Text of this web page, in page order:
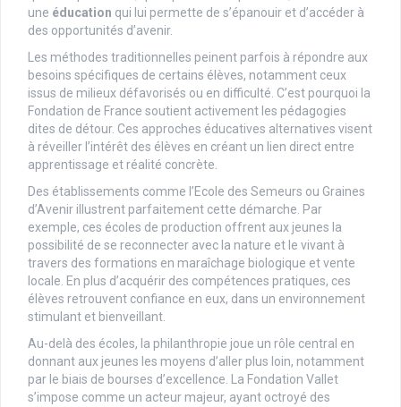
une éducation qui lui permette de s’épanouir et d’accéder à
des opportunités d’avenir.
Les méthodes traditionnelles peinent parfois à répondre aux
besoins spécifiques de certains élèves, notamment ceux
issus de milieux défavorisés ou en difficulté. C’est pourquoi la
Fondation de France soutient activement les pédagogies
dites de détour. Ces approches éducatives alternatives visent
à réveiller l’intérêt des élèves en créant un lien direct entre
apprentissage et réalité concrète.
Des établissements comme l’Ecole des Semeurs ou Graines
d’Avenir illustrent parfaitement cette démarche. Par
exemple, ces écoles de production offrent aux jeunes la
possibilité de se reconnecter avec la nature et le vivant à
travers des formations en maraîchage biologique et vente
locale. En plus d’acquérir des compétences pratiques, ces
élèves retrouvent confiance en eux, dans un environnement
stimulant et bienveillant.
Au-delà des écoles, la philanthropie joue un rôle central en
donnant aux jeunes les moyens d’aller plus loin, notamment
par le biais de bourses d’excellence. La Fondation Vallet
s’impose comme un acteur majeur, ayant octroyé des